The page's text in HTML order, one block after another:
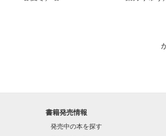
書籍発売情報
発売中の本を探す